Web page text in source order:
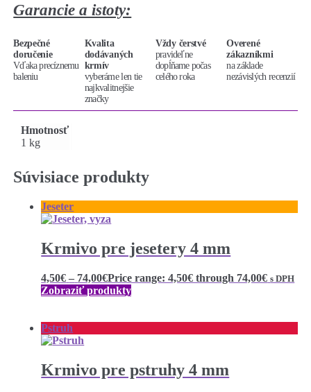
Garancie a istoty:
Bezpečné
doručenie
Vďaka precíznemu
baleniu
Kvalita
dodávaných
krmív
vyberáme len tie
najkvalitnejšie
značky
Vždy čerstvé
pravideľne
dopĺňame počas
celého roka
Overené
zákazníkmi
na základe
nezávislých recenzií
Hmotnosť
1 kg
Súvisiace produkty
Jeseter
Krmivo pre jesetery 4 mm
4,50€ – 74,00€Price range: 4,50€ through 74,00€ s DPH
Zobraziť produkty
Pstruh
Krmivo pre pstruhy 4 mm